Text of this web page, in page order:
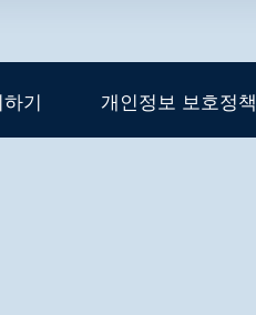
기 개인정보 보호정책